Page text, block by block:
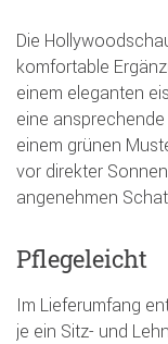
Die
komfortable
einem eleganten
eine
einem grünen
vor direkter
angenehmen
Pflegeleicht
Im Lieferumfang
je ein Sitz- und